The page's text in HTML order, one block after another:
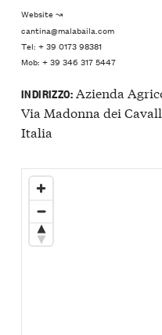
Website ↝
cantina@malabaila.com
Tel: + 39 0173 98381
Mob: + 39 346 317 5447
INDIRIZZO:Azienda
Via Madonna dei
Italia